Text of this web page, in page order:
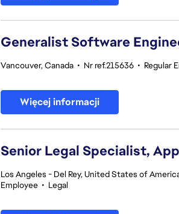
Generalist Software
Vancouver, Canada • Nr ref.215636 • Regular
Więcej informacji
Senior Legal Specialist,
Los Angeles - Del Rey, United States of
Employee • Legal